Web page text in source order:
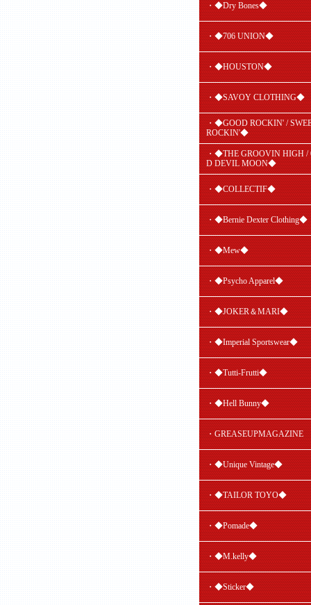
・◆Dry Bones◆
・◆706 UNION◆
・◆HOUSTON◆
・◆SAVOY CLOTHING◆
・◆GOOD ROCKIN' /
ROCKIN'◆
・◆THE GROOVIN HIGH /
D DEVIL MOON◆
・◆COLLECTIF◆
・◆Bernie Dexter Clothing◆
・◆Mew◆
・◆Psycho Apparel◆
・◆JOKER＆MARI◆
・◆Imperial Sportswear◆
・◆Tutti-Frutti◆
・◆Hell Bunny◆
・GREASEUPMAGAZINE
・◆Unique Vintage◆
・◆TAILOR TOYO◆
・◆Pomade◆
・◆M.kelly◆
・◆Sticker◆